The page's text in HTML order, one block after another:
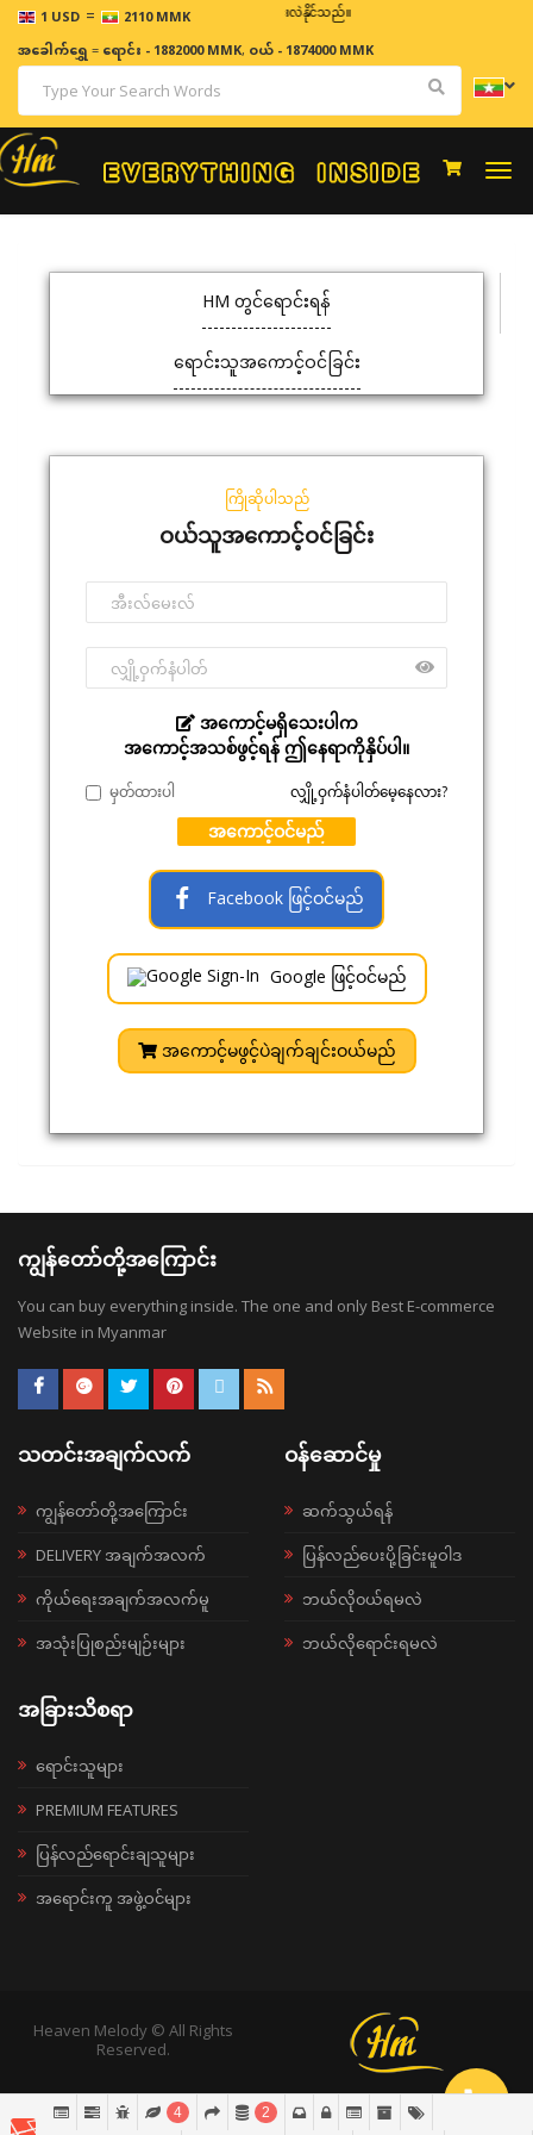
1 USD = 2110 MMK
ဈေးနှုန်းများသည် အချိန်နှင့် အမျှပြောင်းလဲနိုင်သည်။
အခေါက်ရွှေ=ရောင်း - 1882000 MMK, ဝယ် - 1874000 MMK
HM တွင်ရောင်းရန်
ရောင်းသူအကောင့်ဝင်ခြင်း
ကြိုဆိုပါသည်
ဝယ်သူအကောင့်ဝင်ခြင်း
အကောင့်မရှိသေးပါက
အကောင့်အသစ်ဖွင့်ရန် ဤနေရာကိုနှိပ်ပါ။
မှတ်ထားပါ လျှို့ဝှက်နံပါတ်မေ့နေလား?
အကောင့်ဝင်မည်
Facebook ဖြင့်ဝင်မည်
Google ဖြင့်ဝင်မည်
အကောင့်မဖွင့်ပဲချက်ချင်းဝယ်မည်
ကျွန်တော်တို့အကြောင်း
You can buy everything inside. The one and only Best E-commerce
Website in Myanmar
သတင်းအချက်လက်
ကျွန်တော်တို့အကြောင်း
DELIVERY အချက်အလက်
ကိုယ်ရေးအချက်အလက်မူ
အသုံးပြုစည်းမျဉ်းများ
ဝန်ဆောင်မှု
ဆက်သွယ်ရန်
ပြန်လည်ပေးပို့ခြင်းမူဝါဒ
ဘယ်လို၀ယ်ရမလဲ
ဘယ်လိုရောင်းရမလဲ
အခြားသိစရာ
ရောင်းသူများ
PREMIUM FEATURES
ပြန်လည်ရောင်းချသူများ
အရောင်းကူ အဖွဲ့ဝင်များ
Heaven Melody © All Rights
Reserved.
4 2